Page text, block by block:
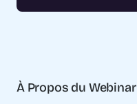
À Propos du Webinar